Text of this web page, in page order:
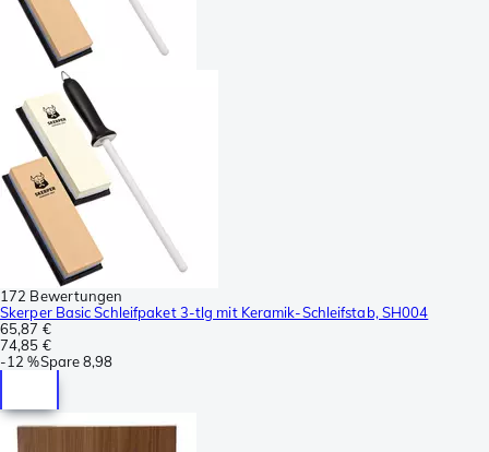
172 Bewertungen
Skerper Basic Schleifpaket 3-tlg mit Keramik-Schleifstab, SH004
65,87 €
74,85 €
-12 %Spare8,98